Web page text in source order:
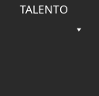
TALENTO